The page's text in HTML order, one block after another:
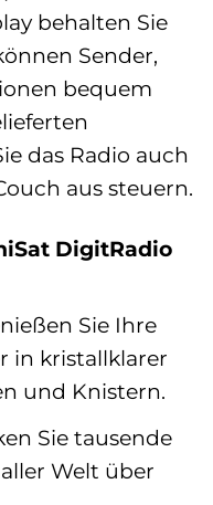
behalten Sie
Sender,
bequem
das Radio auch
aus steuern.
DigitRadio
Sie Ihre
in kristallklarer
und Knistern.
Sie tausende
Welt über